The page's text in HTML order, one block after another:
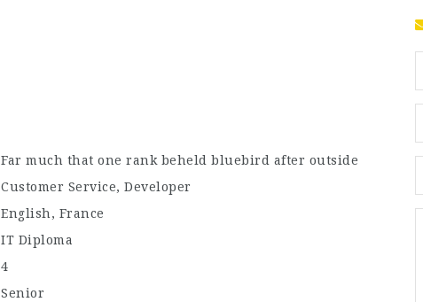
Far much that one rank beheld bluebird after outside
Customer Service, Developer
English, France
IT Diploma
4
Senior